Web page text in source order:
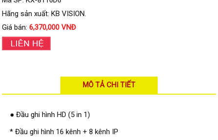
Đầu ghi IP KBVISION
Đầu ghi IP Dahua
Hãng sản xuất: KB VISION.
Giá bán:6,370,000 VNĐ
MÔ TẢ CHI TIẾT
● Đầu ghi hình HD (5 in 1)
* Đầu ghi hình 16 kênh + 8 kênh IP